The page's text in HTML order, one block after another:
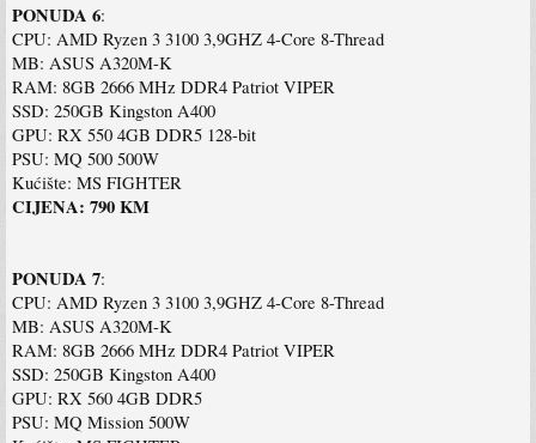
PONUDA 6:
CPU: AMD Ryzen 3 3100 3,9GHZ 4-Core 8-Thread
MB: ASUS A320M-K
RAM: 8GB 2666 MHz DDR4 Patriot VIPER
SSD: 250GB Kingston A400
GPU: RX 550 4GB DDR5 128-bit
PSU: MQ 500 500W
Kućište: MS FIGHTER
CIJENA: 790 KM
PONUDA 7:
CPU: AMD Ryzen 3 3100 3,9GHZ 4-Core 8-Thread
MB: ASUS A320M-K
RAM: 8GB 2666 MHz DDR4 Patriot VIPER
SSD: 250GB Kingston A400
GPU: RX 560 4GB DDR5
PSU: MQ Mission 500W